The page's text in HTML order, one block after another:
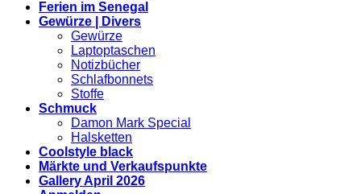
Ferien im Senegal
Gewürze | Divers
Gewürze
Laptoptaschen
Notizbücher
Schlafbonnets
Stoffe
Schmuck
Damon Mark Special
Halsketten
Coolstyle black
Märkte und Verkaufspunkte
Gallery April 2026